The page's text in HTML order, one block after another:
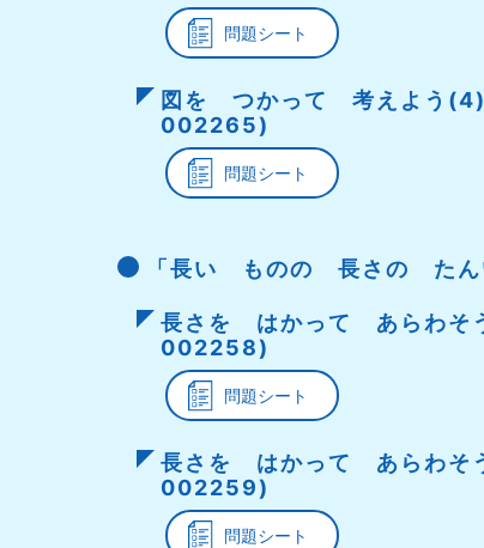
問題シート
図を つかって 考えよう(4)
002265)
問題シート
「長い ものの 長さの たん
長さを はかって あらわそ
002258)
問題シート
長さを はかって あらわそ
002259)
問題シート